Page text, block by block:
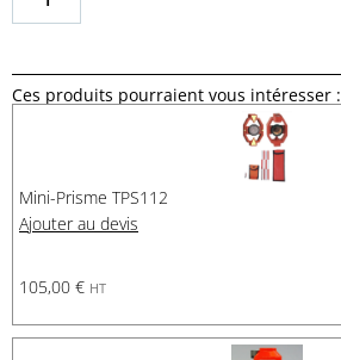
Ces produits pourraient vous intéresser :
Mini-Prisme TPS112
Ajouter au devis
105,00 € HT